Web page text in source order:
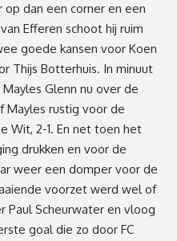
dan een corner en een
Efferen schoot hij ruim
goede kansen voor Koen
Thijs Botterhuis. In minuut
Glenn nu over de
Mayles rustig voor de
Wit, 2-1. En net toen het
drukken en voor de
weer een domper voor de
voorzet werd wel of
Paul Scheurwater en vloog
goal die zo door FC